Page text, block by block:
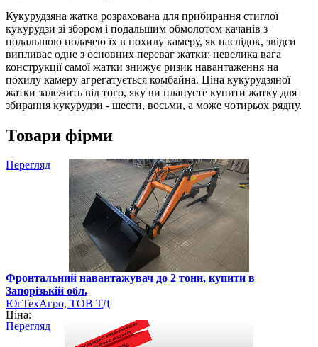
Кукурудзяна жатка розрахована для прибирання стиглої
кукурудзи зі збором і подальшим обмолотом качанів з
подальшою подачею їх в похилу камеру, як наслідок, звідси
випливає одне з основних переваг жатки: невелика вага
конструкції самої жатки знижує ризик навантаження на
похилу камеру агрегатується комбайна. Ціна кукурудзяної
жатки залежить від того, яку ви плануєте купити жатку для
збирання кукурудзи - шести, восьми, а може чотирьох рядну.
Товари фірми
Перегляд
Фронтальний навантажувач до 2 тонн, купити в
Запорізькій обл.
ЮгТехАгро, ТОВ ТД
Ціна:
Перегляд